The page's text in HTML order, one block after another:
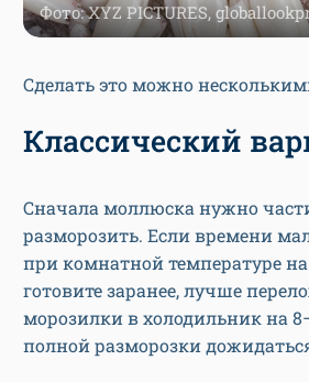
Фото: XYZ PICTURES,
Сделать это можно
Классический
Сначала моллюска нужно
разморозить. Если времени
при комнатной температуре
готовите заранее, лучше
морозилки в холодильник на
полной разморозки